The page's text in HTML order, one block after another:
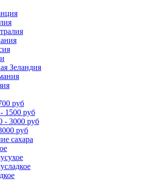
Зеландия
руб
1500 руб
- 3000 руб
руб
сахара